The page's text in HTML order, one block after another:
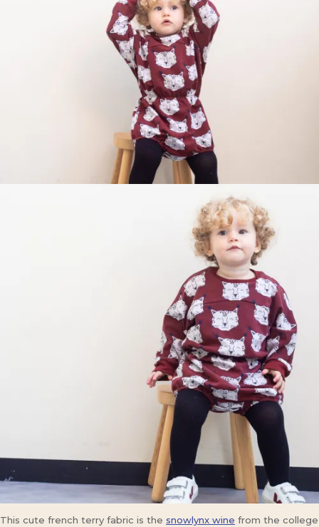
This cute french terry fabric is the snowlynx wine from the college